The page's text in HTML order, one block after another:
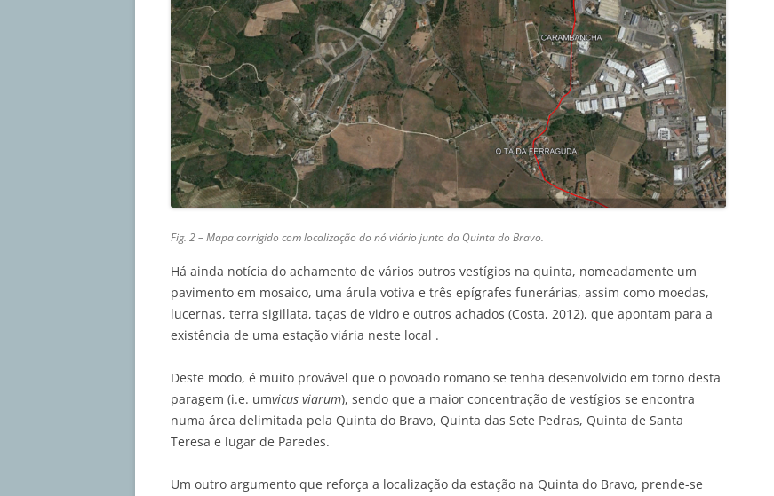
Fig. 2 –Mapa corrigido com localização do nó viário junto da Quinta do Bravo.
Há ainda notícia do achamento de vários outros vestígios na quinta, nomeadamente um
pavimento em mosaico, uma árula votiva e três epígrafes funerárias, assim como moedas,
lucernas, terra sigillata, taças de vidro e outros achados (Costa, 2012), que apontam para a
existência de uma estação viária neste local .
Deste modo, é muito provável que o povoado romano se tenha desenvolvido em torno desta
paragem (i.e. umvicus viarum), sendo que a maior concentração de vestígios se encontra
numa área delimitada pela Quinta do Bravo, Quinta das Sete Pedras, Quinta de Santa
Teresa e lugar de Paredes.
Um outro argumento que reforça a localização da estação na Quinta do Bravo, prende-se